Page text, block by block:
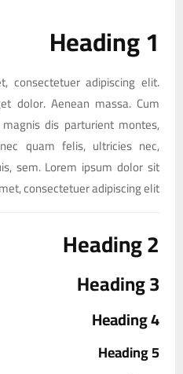
Heading 1
consectetuer adipiscing elit.
dolor. Aenean massa. Cum
dis parturient montes,
quam felis, ultricies nec,
sem. Lorem ipsum dolor sit
consectetuer adipiscing elit.
Heading 2
Heading 3
Heading 4
Heading 5